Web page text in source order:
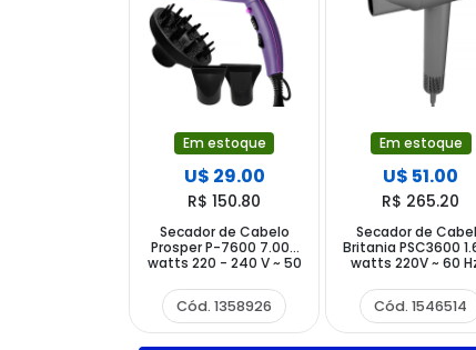
Em estoque
U$ 29.00
R$ 150.80
Secador de Cabelo
Prosper P-7600 7.000
watts 220 - 240 V ~ 50
Cód. 1358926
Em estoque
U$ 51.00
R$ 265.20
Secador de
Britania PSC3600
watts 220V ~ 60
Cód. 1546514